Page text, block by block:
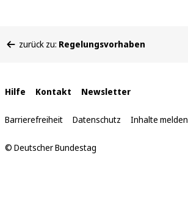
befinden
zurück zu: Regelungsvorhaben
Interne
Links
Hilfe Kontakt Newsletter
Barrierefreiheit Datenschutz Inhalte melden
© Deutscher Bundestag